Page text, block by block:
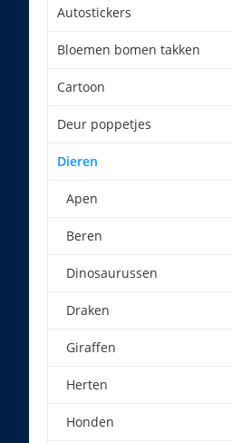
Autostickers
Bloemen bomen takken
Cartoon
Deur poppetjes
Dieren
Apen
Beren
Dinosaurussen
Draken
Giraffen
Herten
Honden